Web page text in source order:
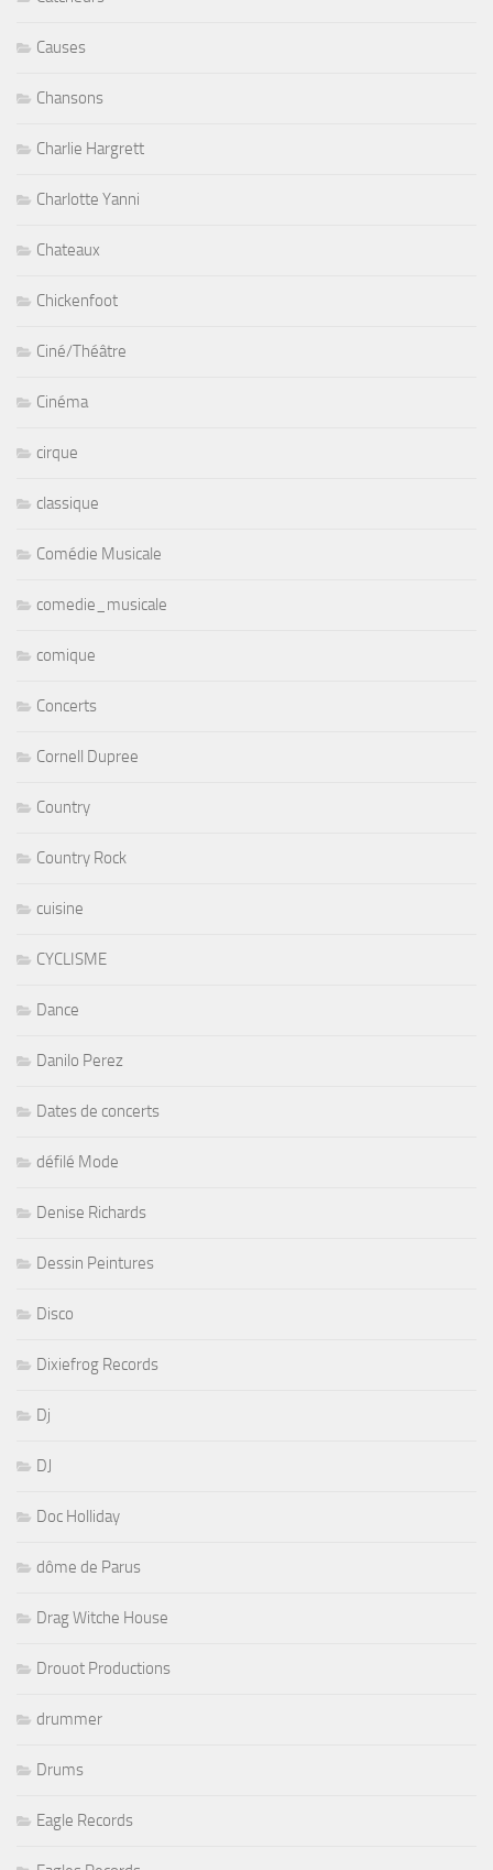
Causes
Chansons
Charlie Hargrett
Charlotte Yanni
Chateaux
Chickenfoot
Ciné/Théâtre
Cinéma
cirque
classique
Comédie Musicale
comedie_musicale
comique
Concerts
Cornell Dupree
Country
Country Rock
cuisine
CYCLISME
Dance
Danilo Perez
Dates de concerts
défilé Mode
Denise Richards
Dessin Peintures
Disco
Dixiefrog Records
Dj
DJ
Doc Holliday
dôme de Parus
Drag Witche House
Drouot Productions
drummer
Drums
Eagle Records